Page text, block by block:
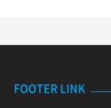
FOOTER LINK